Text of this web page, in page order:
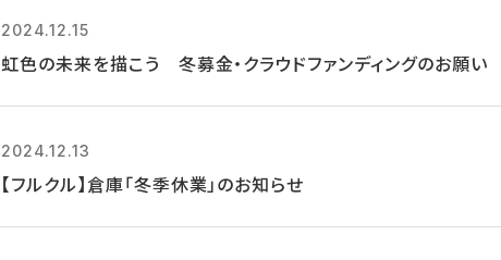
2024.12.15
虹色の未来を描こう 冬募金・クラウドファンディングのお願い
2024.12.13
【フルクル】倉庫「冬季休業」のお知らせ